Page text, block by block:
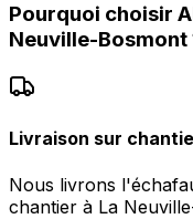
Pourquoi choisir
Neuville-Bosmont
Livraison sur
Nous livrons
chantier à La